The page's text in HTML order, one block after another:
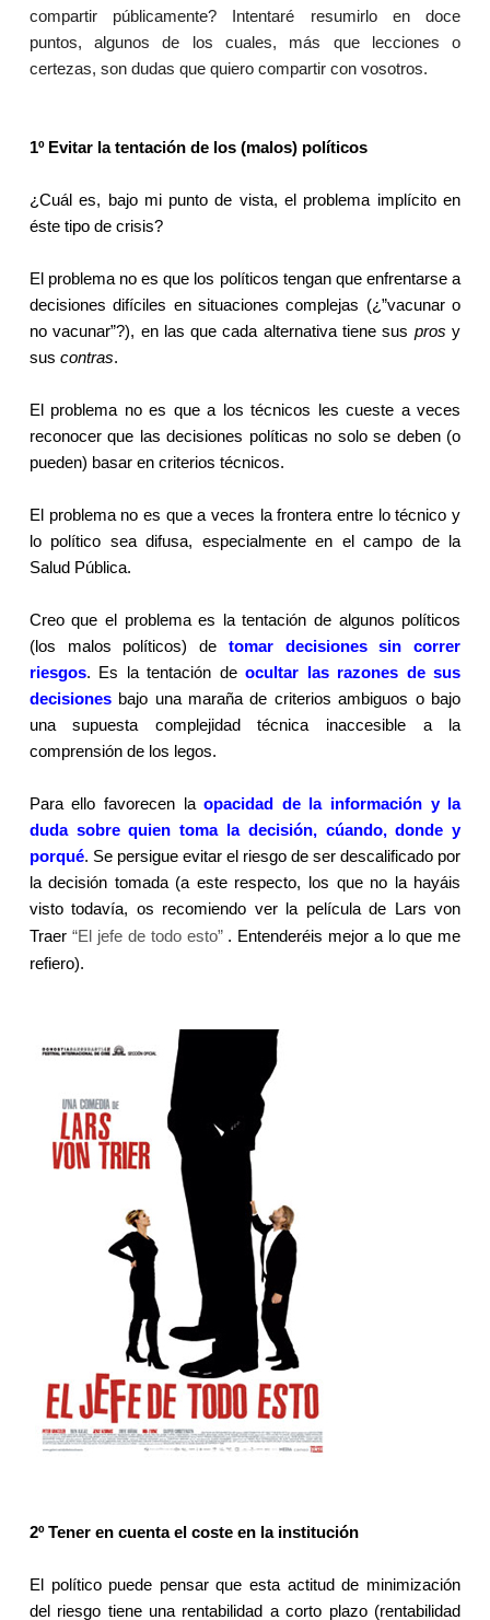
compartir públicamente? Intentaré resumirlo en doce
puntos, algunos de los cuales, más que lecciones o
certezas, son dudas que quiero compartir con vosotros.
1º Evitar la tentación de los (malos) políticos
¿Cuál es, bajo mi punto de vista, el problema implícito en
éste tipo de crisis?
El problema no es que los políticos tengan que enfrentarse a
decisiones difíciles en situaciones complejas (¿”vacunar o
no vacunar”?), en las que cada alternativa tiene sus pros y
sus contras.
El problema no es que a los técnicos les cueste a veces
reconocer que las decisiones políticas no solo se deben (o
pueden) basar en criterios técnicos.
El problema no es que a veces la frontera entre lo técnico y
lo político sea difusa, especialmente en el campo de
la
Salud Pública.
Creo que el problema es la tentación de algunos políticos
(los malos políticos) de tomar decisiones sin correr
riesgos. Es la tentación deocultar las razones de sus
decisionesbajo una maraña de criterios ambiguos o bajo
una supuesta complejidad técnica inaccesible a la
comprensión de los legos.
Para ello favorecen laopacidad de la información y la
duda sobre quien toma la decisión, cúando, donde y
porqué. Se persigue evitar el riesgo de ser descalificado por
la decisión tomada (a este respecto, los que no la hayáis
visto todavía, os recomiendo ver la película de Lars von
Traer “El jefe de todo esto”. Entenderéis mejor a lo que me
refiero).
2º Tener en cuenta el coste en la institución
El político puede pensar que esta actitud de minimización
del riesgo tiene una rentabilidad a corto plazo (rentabilidad